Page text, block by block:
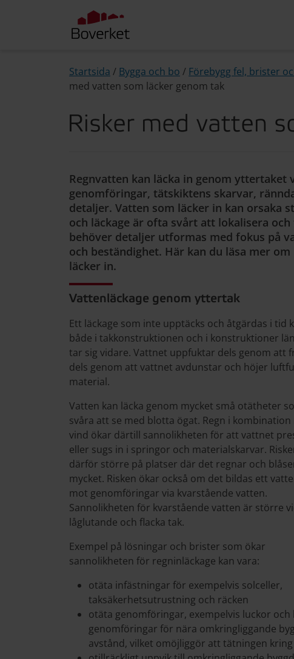
Startsida / Bygga och bo / Förebygg fel, brister
med vatten som läcker genom tak
Risker med vatten
Regnvatten kan läcka in genom yttertaket
genomföringar, tätskiktens skarvar,
detaljer. Vatten som läcker in kan orsaka
och läckage är ofta svårt att lokalisera
behöver detaljer utformas med fokus på
och beständighet. Här kan du läsa mer
läcker in.
Vattenläckage genom yttertak
Ett läckage som inte upptäcks och åtgärdas i
både i takkonstruktionen och i konstruktioner
tar sig vidare. Vattnet uppfuktar dels genom att
dels genom att vattnet avdunstar och höjer
material.
Vatten kan läcka genom mycket små otätheter
svåra att se med blotta ögat. Regn i kombination
vind ökar därtill sannolikheten för att vattnet
eller sugs in i springor och materialskarvar.
därför större på platser där det regnar och
mycket. Risken ökar också om det bildas ett
mot genomföringar via kvarstående vatten.
Sannolikheten för kvarstående vatten är större
låglutande och flacka tak.
Exempel på lösningar och brister som ökar
sannolikheten för regninläckage kan vara:
otäta infästningar för exempelvis solceller,
taksäkerhetsutrustning och räcken
otäta genomföringar, exempelvis luckor och
genomföringar för nära omkringliggande
avstånd, vilket omöjliggör att tätningen